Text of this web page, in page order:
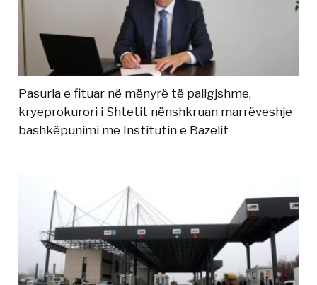
Pasuria e fituar në mënyrë të paligjshme,
kryeprokurori i Shtetit nënshkruan marrëveshje
bashkëpunimi me Institutin e Bazelit